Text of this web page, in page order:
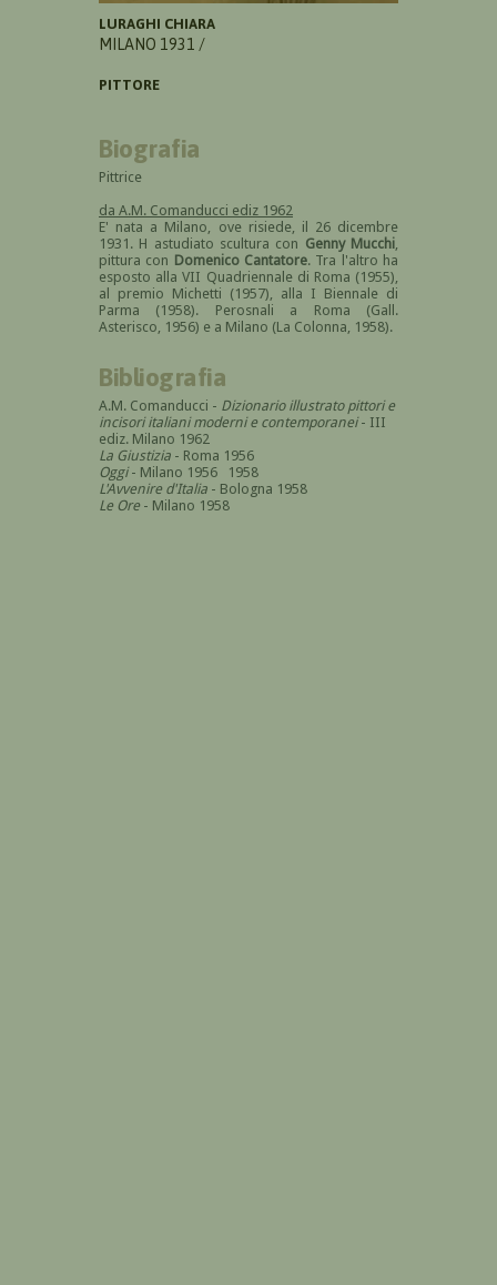
LURAGHI CHIARA
MILANO 1931 /
PITTORE
Biografia
Pittrice
da A.M. Comanducci ediz 1962
E' nata a Milano, ove risiede, il 26 dicembre
1931. H astudiato scultura con Genny Mucchi,
pittura con Domenico Cantatore. Tra l'altro ha
esposto alla VII Quadriennale di Roma (1955),
al premio Michetti (1957), alla I Biennale di
Parma (1958). Perosnali a Roma (Gall.
Asterisco, 1956) e a Milano (La Colonna, 1958).
Bibliografia
A.M. Comanducci - Dizionario illustrato pittori e
incisori italiani moderni e contemporanei- III
ediz. Milano 1962
La Giustizia - Roma 1956
Oggi- Milano 1956 1958
L'Avvenire d'Italia - Bologna 1958
Le Ore - Milano 1958